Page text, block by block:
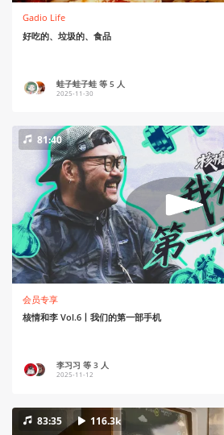
Gadio Life
好吃的、垃圾的、食品
蛙子蛙子蛙 等 5 人
2025-11-30
81:40
会员专享
核情和李 Vol.6丨我们的第一部手机
李习习 等 3 人
2025-11-12
83:35 116.3k